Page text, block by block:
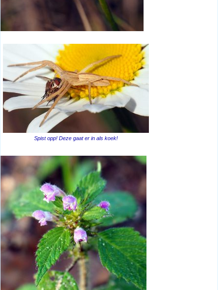
Spist opp! Deze gaat er in als koek!